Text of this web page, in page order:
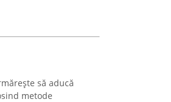
să aducă
metode